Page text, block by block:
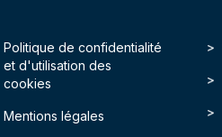
Politique de confidentialité
et d'utilisation des
cookies
Mentions légales